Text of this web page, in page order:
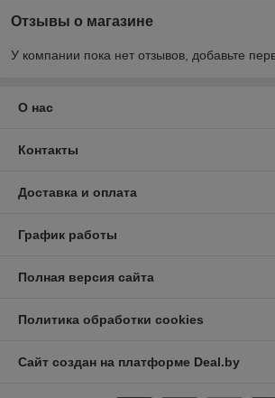
Отзывы о магазине
У компании пока нет отзывов, добавьте
О нас
Контакты
Доставка и оплата
График работы
Полная версия сайта
Политика обработки cookies
Сайт создан на платформе Deal.by